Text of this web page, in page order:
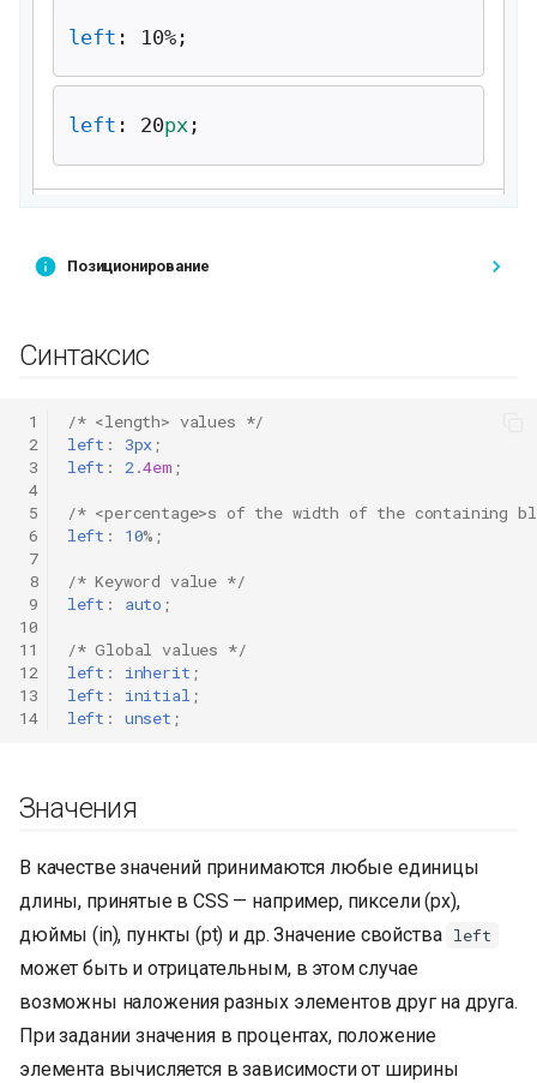
Позиционирование
Синтаксис
1
2
3
4
5
6
7
8
9
10
11
12
13
14
/* <length> values */
left : 3px;
left : 2.4em ;
/* <percentage>s of the width of the containing
left : 10%;
/* Keyword value */
left : auto ;
/* Global values */
left : inherit ;
left : initial ;
left : unset ;
Значения
В качестве значений принимаются любые единицы
длины, принятые в CSS — например, пиксели (px),
дюймы (in), пункты (pt) и др. Значение свойства left
может быть и отрицательным, в этом случае
возможны наложения разных элементов друг на друга.
При задании значения в процентах, положение
элемента вычисляется в зависимости от ширины